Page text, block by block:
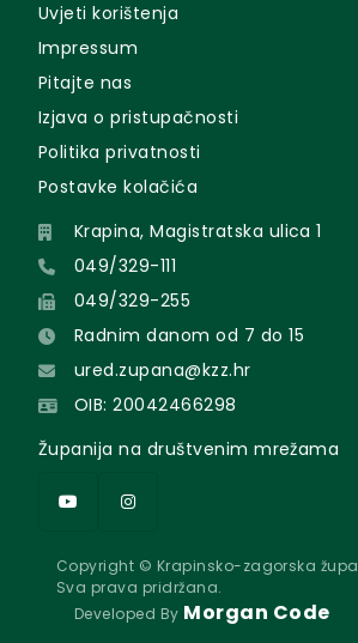
Uvjeti korištenja
Impressum
Pitajte nas
Izjava o pristupačnosti
Politika privatnosti
Postavke kolačića
Krapina, Magistratska ulica 1
049/329-111
049/329-255
Radnim danom od 7 do 15
ured.zupana@kzz.hr
OIB: 20042466298
Županija na društvenim mrežama
Copyright © Krapinsko-zagorska
Sva prava pridržana.
Developed By Morgan Code